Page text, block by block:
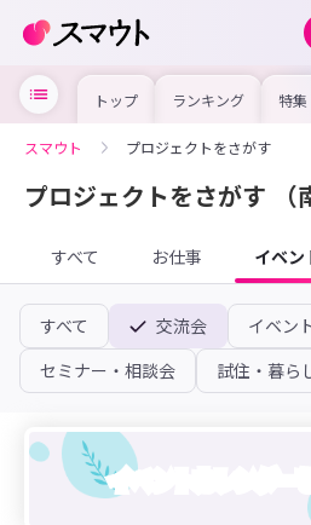
トップ ランキング 特集
スマウト プロジェクトをさがす
プロジェクトをさがす
すべて お仕事 イベン
すべて 交流会
イベン
セミナー・相談会
試住・暮ら
イベントカレンダー